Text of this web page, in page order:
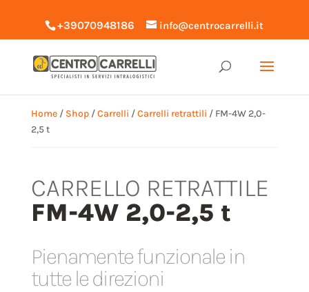
+39070948186 info@centrocarrelli.it
Home/ Shop/Carrelli /Carrelli retrattili / FM-4W 2,0-
2,5 t
CARRELLO RETRATTILE
FM-4W 2,0-2,5 t
Pienamente funzionale in
tutte le direzioni